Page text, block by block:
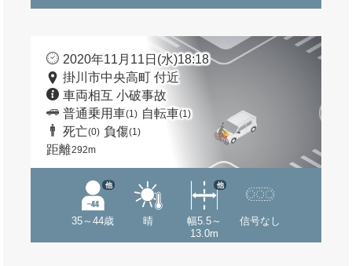
2020年11月11日(水)18:18
掛川市中央高町 付近
車両相互 小破事故
普通乗用車(1) 自転車(1)
死亡(0) 負傷(1)
距離292m
35～44歳
他
晴
幅5.5～
13.0m
他
信号なし